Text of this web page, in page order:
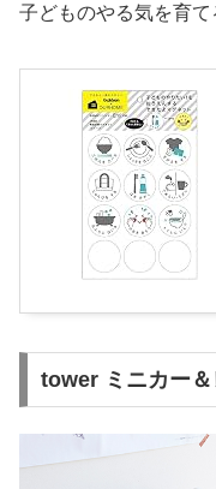
子どものやる気を育て
tower ミニカー